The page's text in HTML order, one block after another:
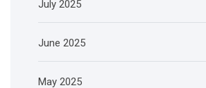
July 2025
June 2025
May 2025